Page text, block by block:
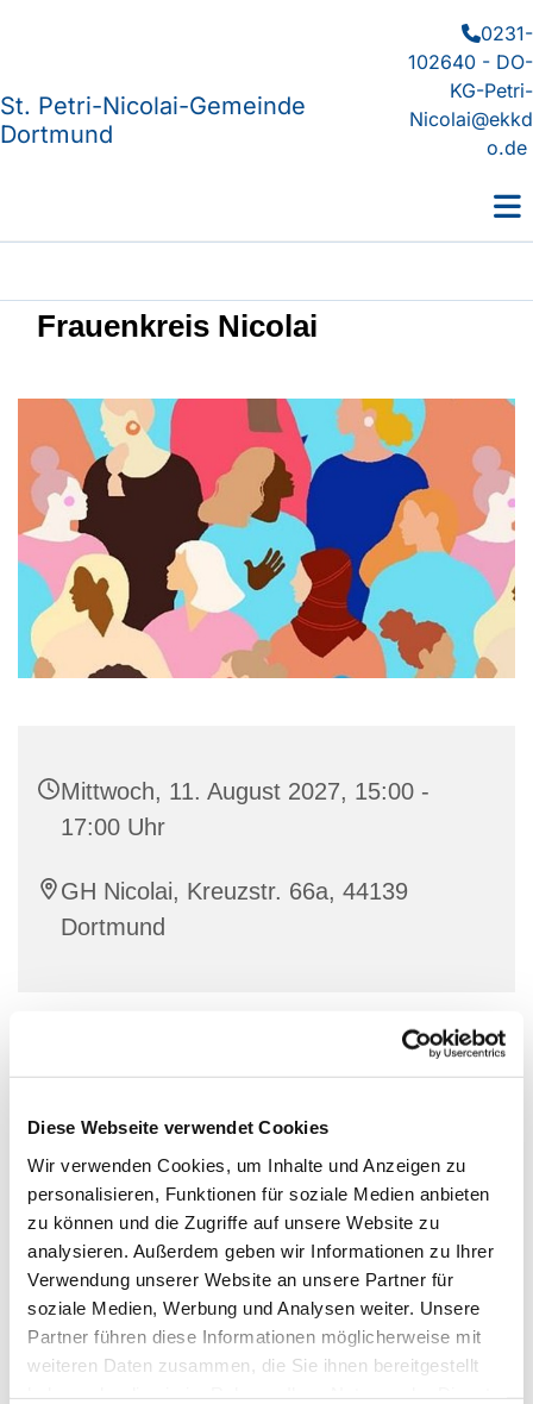
Diese Webseite verwendet Cookies
Wir verwenden Cookies, um Inhalte und Anzeigen zu
personalisieren, Funktionen für soziale Medien anbieten
zu können und die Zugriffe auf unsere Website zu
analysieren. Außerdem geben wir Informationen zu Ihrer
Verwendung unserer Website an unsere Partner für
soziale Medien, Werbung und Analysen weiter. Unsere
Partner führen diese Informationen möglicherweise mit
weiteren Daten zusammen, die Sie ihnen bereitgestellt
St. Petri-Nicolai-Gemeinde
Dortmund
0231-
102640 - DO-
KG-Petri-
Nicolai@ekkd
o.de
Frauenkreis Nicolai
Mittwoch, 11. August 2027, 15:00 -
17:00 Uhr
GH Nicolai, Kreuzstr. 66a, 44139
Dortmund